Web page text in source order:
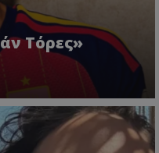
Τόρες»